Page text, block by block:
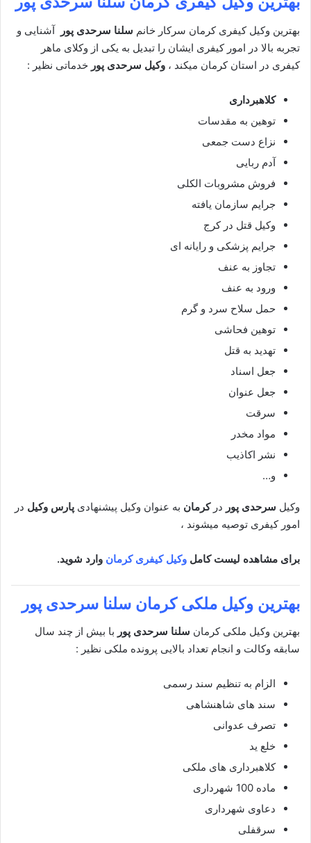
بهترین وکیل کیفری کرمان سرکار خانم سلنا سرحدی پور
آشنایی و
تجربه بالا در امور کیفری ایشان را تبدیل به یکی از وکلای ماهر
کیفری در استان کرمان میکند ، وکیل سرحدی پور خدماتی نظیر :
کلاهبرداری
توهین به مقدسات
نزاع دست جمعی
آدم ربایی
فروش مشروبات الکلی
جرایم سازمان یافته
وکیل قتل در کرج
جرایم پزشکی و رایانه ای
تجاوز به عنف
ورود به عنف
حمل سلاح سرد و گرم
توهین فحاشی
تهدید به قتل
جعل اسناد
جعل عنوان
سرقت
مواد مخدر
نشر اکاذیب
و…
وکیل سرحدی پور در کرمان به عنوان وکیل پیشنهادی پارس وکیل در
امور کیفری توصیه میشوند ،
برای مشاهده لیست کامل وکیل کیفری کرمان وارد شوید.
بهترین وکیل ملکیکرمان سلنا سرحدی پور
بهترین وکیل ملکی کرمان سلنا سرحدی پور با بیش از چند سال
سابقه وکالت و انجام تعداد بالایی پرونده ملکی نظیر :
الزام به تنظیم سند رسمی
سند های شاهنشاهی
تصرف عدوانی
خلع ید
کلاهبرداری های ملکی
ماده 100 شهرداری
دعاوی شهرداری
سرقفلی